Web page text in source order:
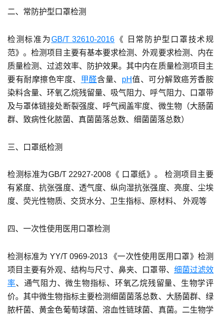
二、常防护型口罩检测
检测标准为GB/T 32610-2016 《 日常防护型口罩技术规
范》。检测项目主要有基本要求检测、外观要求检测、内在
质量检测、过滤效率、防护效果。其中内在质量检测项目主
要有耐摩擦色牢度、
甲醛含量、 pH值、可分解致癌芳香胺
染料含量、环氧乙烷残留量、吸气阻力、呼气阻力、口罩带
及与罩体链接处断裂强度、呼气阀盖牢度、微生物（大肠菌
群、致病性化脓菌、真菌菌落总数、细菌菌落总数）
三、口罩纸检测
检测标准为GB/T 22927-2008《 口罩纸》。 检测项目主要
有紧度、抗张强度、透气度、纵向湿抗张强度、亮度、尘埃
度、荧光性物质、交货水分、卫生指标、原材料、 外观等
四、一次性使用医用口罩检测
检测标准为 YY/T 0969-2013 《一次性使用医用口罩》检测
项目主要有外观、结构与尺寸、鼻夹、口罩带、 细菌过滤效
率、通气阻力、微生物指标、环氧乙烷残留量、生物学评
价。其中微生物指标主要检测细菌菌落总数、大肠菌群、绿
脓杆菌、黄金色葡萄球菌、溶血性链球菌、真菌。二生物学